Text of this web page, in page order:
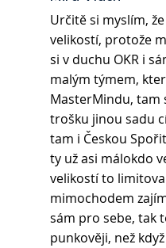
Určitě si myslím,
velikostí, protože
si v duchu OKR i
malým týmem,
MasterMindu, tam
trošku jinou sadu
tam i Českou
ty už asi málokdo
velikostí to
mimochodem
sám pro sebe, tak
punkověji, než